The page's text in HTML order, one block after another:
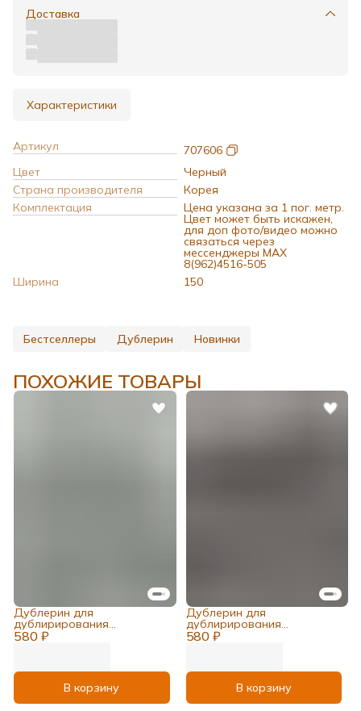
Доставка
Характеристики
Артикул
707606
Цвет
Черный
Страна производителя
Корея
Комплектация
Цена указана за 1 пог. метр.
Цвет может быть искажен,
для доп фото/видео можно
связаться через
мессенджеры MAX
8(962)4516-505
Ширина
150
Бестселлеры Дублерин Новинки
ПОХОЖИЕ ТОВАРЫ
580 ₽
Дублерин для
дублирирования
костюмов,пальто, корсетов
В корзину
580 ₽
Дублерин для
дублирирования
костюмов,пальто, корсетов
В корзину